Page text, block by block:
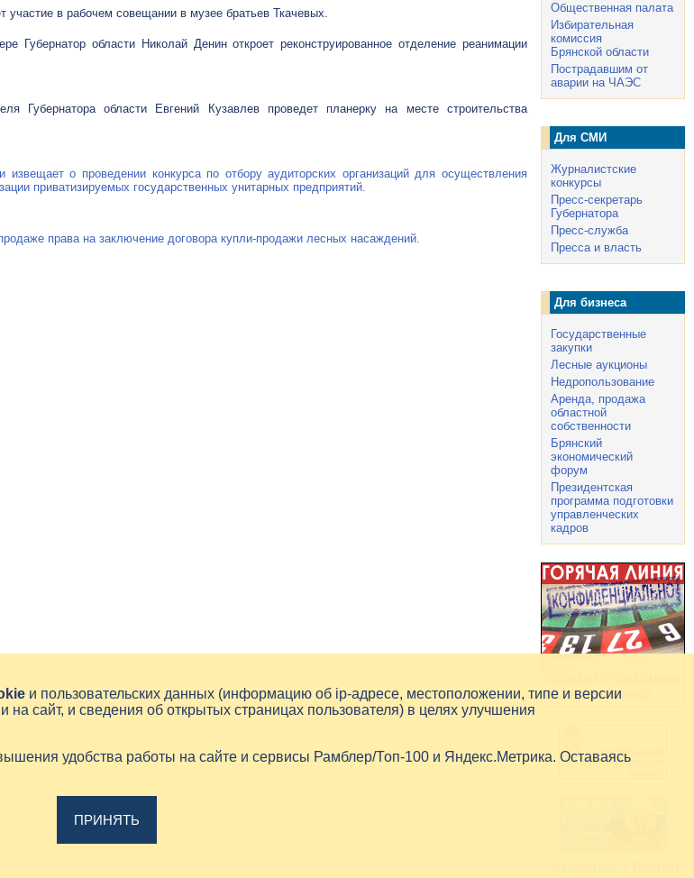
участие в рабочем совещании в музее братьев Ткачевых.
Губернатор области Николай Денин откроет реконструированное отделение реанимации
Губернатора области Евгений Кузавлев проведет планерку на месте строительства
о проведении конкурса по отбору аудиторских организаций для осуществления
приватизируемых государственных унитарных предприятий.
права на заключение договора купли-продажи лесных насаждений.
Общественная палата
Избирательная
комиссия
Брянской области
Пострадавшим от
аварии на ЧАЭС
Для СМИ
Журналистские
конкурсы
Пресс-секретарь
Губернатора
Пресс-служба
Пресса и власть
Для бизнеса
Государственные
закупки
Лесные аукционы
Недропользование
Аренда, продажа
областной
собственности
Брянский
экономический
форум
Президентская
программа подготовки
управленческих
кадров
и пользовательских данных (информацию об ip-адресе, местоположении, типе и версии
сайт, и сведения об открытых страницах пользователя) в целях улучшения
удобства работы на сайте и сервисы Рамблер/Топ-100 и Яндекс.Метрика. Оставаясь
ПРИНЯТЬ